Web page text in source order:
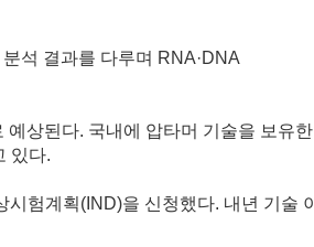
석 결과를 다루며 RNA·DNA
상된다. 국내에 압타머 기술을 보유
있다.
험계획(IND)을 신청했다. 내년 기술